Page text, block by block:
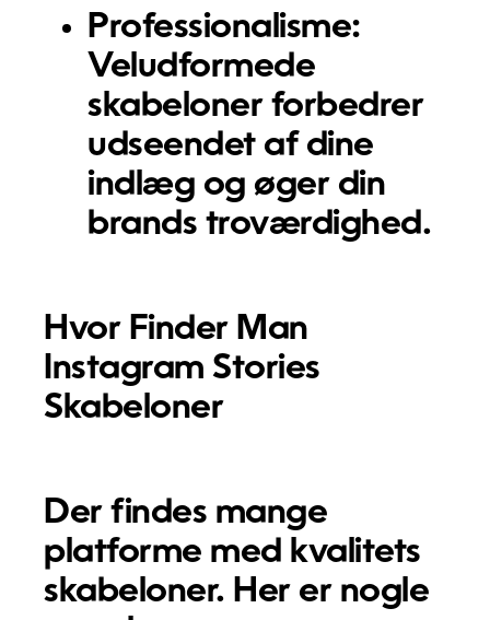
Professionalisme:
Veludformede
skabeloner forbedrer
udseendet af dine
indlæg og øger din
brands troværdighed.
Hvor Finder Man
Instagram Stories
Skabeloner
Der findes mange
platforme med kvalitets
skabeloner. Her er nogle